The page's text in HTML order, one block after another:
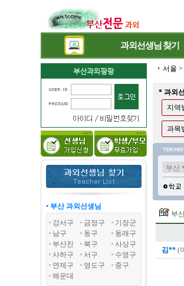
과외선생님 찾기
• 부산 과외선생님
강서구
금정구
기장군
남구
동구
동래구
부산진
북구
사상구
사하구
서구
수영구
연제구
영도구
중구
해운대
서울 >
* 과외
지역
과목
부
김** (